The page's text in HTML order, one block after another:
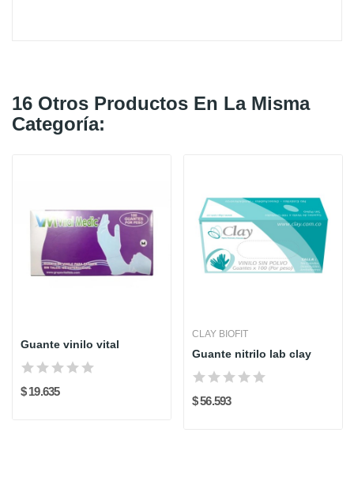
16 Otros Productos En La Misma
Categoría:
Guante vinilo vital
$ 19.635
CLAY BIOFIT
Guante nitrilo lab clay
$ 56.593